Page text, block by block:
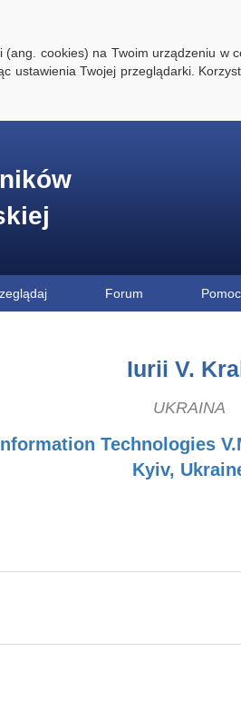
cookies) na Twoim urządzeniu w
ustawienia Twojej przeglądarki.
Forum Pomoc
Iurii V.
UKRAINA
Technologies
Kyiv,